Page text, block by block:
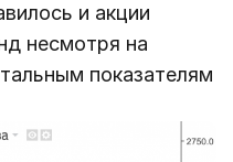
и акции
несмотря на
показателям